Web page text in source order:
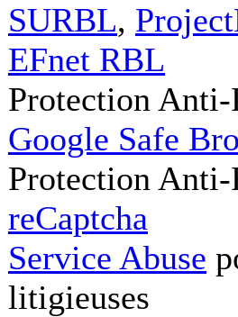
SURBL,
EFnet RBL
Protection
Google Safe
Protection
reCaptcha
Service Abuse
litigieuses